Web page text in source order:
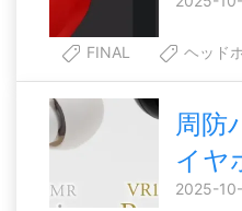
FINAL ヘッド
周防
イヤ
2025-